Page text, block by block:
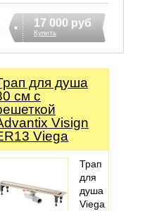
17 000 руб
Купить
для душа
см с
Visign
Viega
Трап
для
душа
Viega